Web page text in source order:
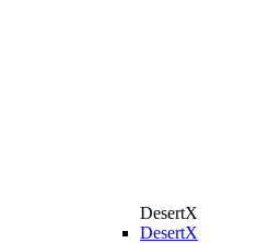
DesertX
DesertX